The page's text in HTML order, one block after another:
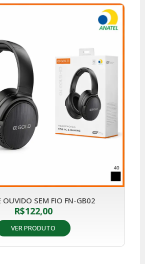
OUVIDO SEM FIO FN-GB02
R$122,00
VER PRODUTO